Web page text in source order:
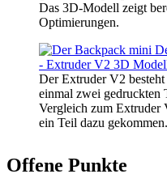
Das 3D-Modell zeigt
Optimierungen.
Der Extruder V2 besteht
einmal zwei gedruckten
Vergleich zum Extruder
ein Teil dazu gekommen.
Offene Punkte